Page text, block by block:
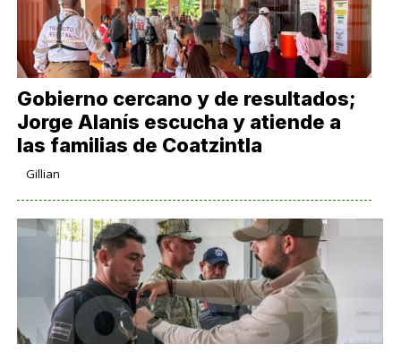
Gobierno cercano y de resultados;
Jorge Alanís escucha y atiende a
las familias de Coatzintla
Gillian